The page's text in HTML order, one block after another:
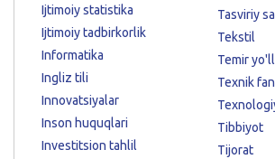
Ijtimoiy statistika
Ijtimoiy tadbirkorlik
Informatika
Ingliz tili
Innovatsiyalar
Inson huquqlari
Investitsion tahlil
Tasviriy
Tekstil
Temir
Texnik
Tibbiyot
Tijorat